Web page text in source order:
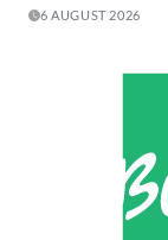
6 AUGUST 2026